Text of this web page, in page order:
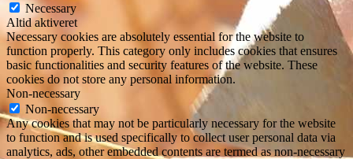
Necessary
Altid aktiveret
Necessary cookies are absolutely essential for the website to
function properly. This category only includes cookies that ensures
basic functionalities and security features of the website. These
cookies do not store any personal information.
Non-necessary
Non-necessary
Any cookies that may not be particularly necessary for the website
to function and is used specifically to collect user personal data via
analytics, ads, other embedded contents are termed as non-necessary